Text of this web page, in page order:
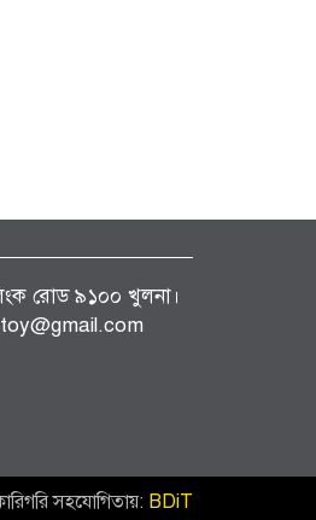
রোড ৯১০০ খুলনা।
সহযোগিতায়: BDiT